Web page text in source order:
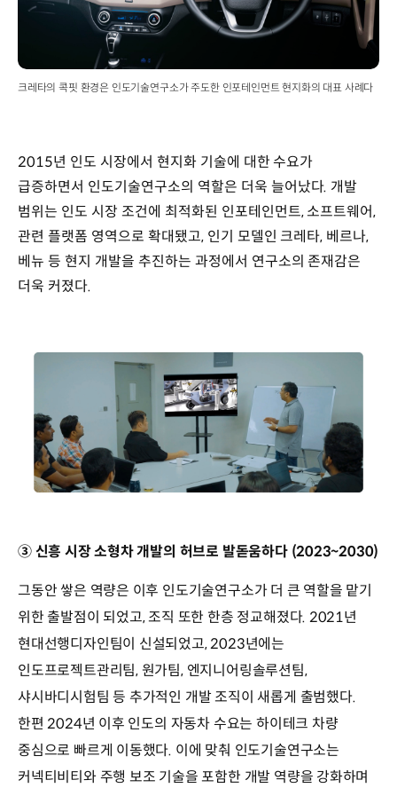
크레타의 콕핏 환경은 인도기술연구소가 주도한 인포테인먼트 현지화의 대표 사례다
2015년 인도 시장에서 현지화 기술에 대한 수요가
급증하면서 인도기술연구소의 역할은 더욱 늘어났다. 개발
범위는 인도 시장 조건에 최적화된 인포테인먼트, 소프트웨어,
관련 플랫폼 영역으로 확대됐고, 인기 모델인 크레타, 베르나,
베뉴 등 현지 개발을 추진하는 과정에서 연구소의 존재감은
더욱 커졌다.
③ 신흥 시장 소형차 개발의 허브로 발돋움하다 (2023~2030)
그동안 쌓은 역량은 이후 인도기술연구소가 더 큰 역할을 맡기
위한 출발점이 되었고, 조직 또한 한층 정교해졌다. 2021년
현대선행디자인팀이 신설되었고, 2023년에는
인도프로젝트관리팀, 원가팀, 엔지니어링솔루션팀,
샤시바디시험팀 등 추가적인 개발 조직이 새롭게 출범했다.
한편 2024년 이후 인도의 자동차 수요는 하이테크 차량
중심으로 빠르게 이동했다. 이에 맞춰 인도기술연구소는
커넥티비티와 주행 보조 기술을 포함한 개발 역량을 강화하며